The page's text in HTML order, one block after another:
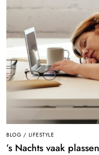
BLOG / LIFESTYLE
’s Nachts vaak